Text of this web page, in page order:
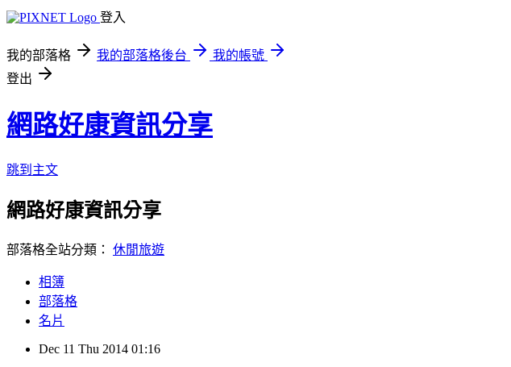
登入
我的部落格 我的部落格後台
我的帳號
登出
網路好康資訊分享
跳到主文
網路好康資訊分享
部落格全站分類： 休閒旅遊
相簿
部落格
名片
Dec 11 Thu 2014 01:16